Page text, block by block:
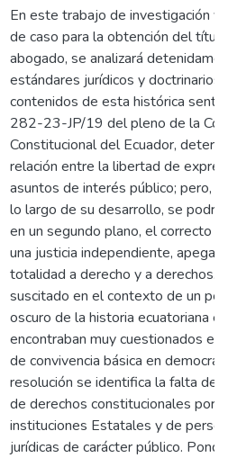
En este trabajo de investigación y
de caso para la obtención del
abogado, se analizará
estándares jurídicos y doctrinarios,
contenidos de esta histórica
282-23-JP/19 del pleno de la
Constitucional del Ecuador,
relación entre la libertad de
asuntos de interés público; pero,
lo largo de su desarrollo, se podrá
en un segundo plano, el correcto
una justicia independiente,
totalidad a derecho y a derechos.
suscitado en el contexto de un
oscuro de la historia ecuatoriana
encontraban muy cuestionados
de convivencia básica en
resolución se identifica la falta de
de derechos constitucionales por
instituciones Estatales y de
jurídicas de carácter público.